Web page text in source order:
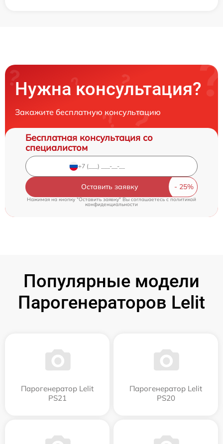
Нужна консультация?
Закажите бесплатную консультацию
Бесплатная консультация со
специалистом
Оставить заявку
Нажимая на кнопку "Оставить заявку" Вы соглашаетесь cполитикой
конфиденциальности
Популярные модели
Парогенераторов Lelit
Парогенератор Lelit
PS21
Парогенератор Lelit
PS20